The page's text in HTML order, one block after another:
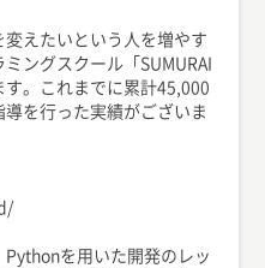
えたいという人を増やす
ングスクール「SUMURAI
す。これまでに累計45,000
を行った実績がございま
を用いた開発のレッ